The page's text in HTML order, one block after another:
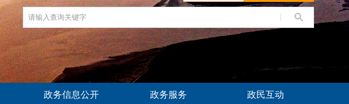
政务信息公开 政务服务 政民互动